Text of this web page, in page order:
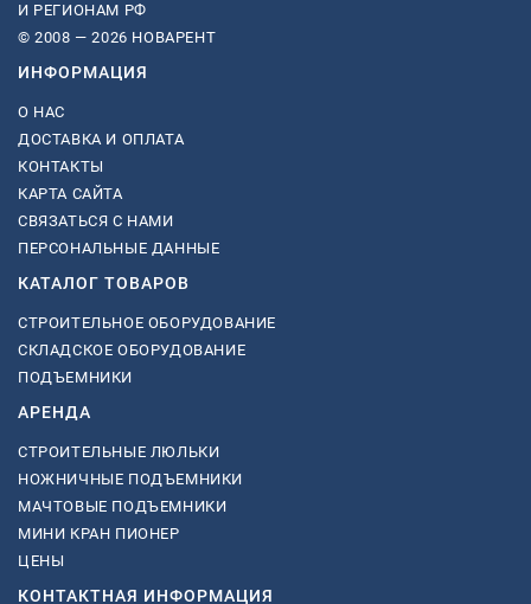
И РЕГИОНАМ РФ
© 2008 — 2026 НОВАРЕНТ
ИНФОРМАЦИЯ
О НАС
ДОСТАВКА И ОПЛАТА
КОНТАКТЫ
КАРТА САЙТА
СВЯЗАТЬСЯ С НАМИ
ПЕРСОНАЛЬНЫЕ ДАННЫЕ
КАТАЛОГ ТОВАРОВ
СТРОИТЕЛЬНОЕ ОБОРУДОВАНИЕ
СКЛАДСКОЕ ОБОРУДОВАНИЕ
ПОДЪЕМНИКИ
АРЕНДА
СТРОИТЕЛЬНЫЕ ЛЮЛЬКИ
НОЖНИЧНЫЕ ПОДЪЕМНИКИ
МАЧТОВЫЕ ПОДЪЕМНИКИ
МИНИ КРАН ПИОНЕР
ЦЕНЫ
КОНТАКТНАЯ ИНФОРМАЦИЯ